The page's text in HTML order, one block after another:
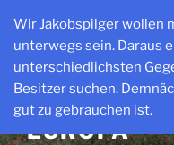
Wir Jakobspilger wollen
unterwegs sein. Daraus
unterschiedlichsten
Besitzer suchen.
gut zu gebrauchen ist.
Inhalt
springen
EUROPA